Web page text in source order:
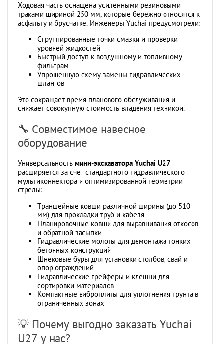
Ходовая часть оснащена усиленными резиновыми
траками шириной 250 мм, которые бережно относятся к
асфальту и брусчатке. Инженеры Yuchai предусмотрели:
Сгруппированные точки смазки и проверки
уровней жидкостей
Быстрый доступ к воздушному и топливному
фильтрам
Упрощенную схему замены гидравлических
шлангов
Это сокращает время планового обслуживания и
снижает совокупную стоимость владения техникой.
🔧 Совместимое навесное
оборудование
Универсальность мини-экскаватора Yuchai U27
расширяется за счет стандартного гидравлического
мультиконнектора и оптимизированной геометрии
стрелы:
Траншейные ковши различной ширины (до 510
мм) для прокладки труб и кабеля
Планировочные ковши для выравнивания откосов
и обратной засыпки
Гидравлические молоты для демонтажа тонких
бетонных конструкций
Шнековые буры для установки столбов, свай и
опор ограждений
Гидравлические грейферы и клешни для
сортировки материалов
Компактные виброплиты для уплотнения грунта в
ограниченных зонах
💡 Почему выгодно заказать Yuchai
U27 у нас?